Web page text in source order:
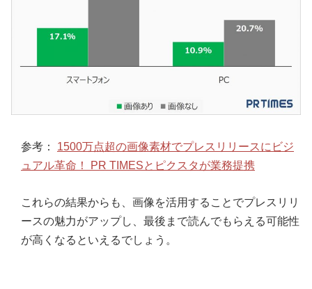
参考： 1500万点超の画像素材でプレスリリースにビジ
ュアル革命！ PR TIMESとピクスタが業務提携
これらの結果からも、画像を活用することでプレスリリ
ースの魅力がアップし、最後まで読んでもらえる可能性
が高くなるといえるでしょう。